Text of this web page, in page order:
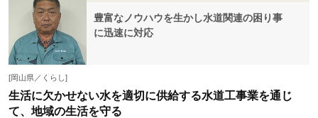
豊富なノウハウを生かし水道関連の困り事
に迅速に対応
[岡山県／くらし]
生活に欠かせない水を適切に供給する水道工事業を通じ
て、地域の生活を守る